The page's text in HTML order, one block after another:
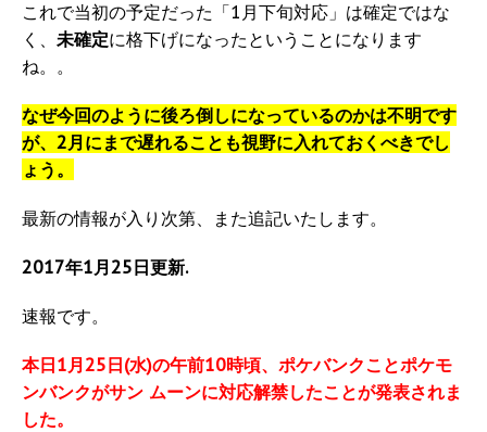
これで当初の予定だった「1月下旬対応」は確定ではな
く、 未確定に格下げになったということになります
ね。。
なぜ今回のように後ろ倒しになっているのかは不明です
が、2月にまで遅れることも視野に入れておくべきでし
ょう。
最新の情報が入り次第、また追記いたします。
2017年1月25日更新.
速報です。
本日1月25日(水)の午前10時頃、ポケバンクことポケモ
ンバンクがサン ムーンに対応解禁したことが発表されま
した。